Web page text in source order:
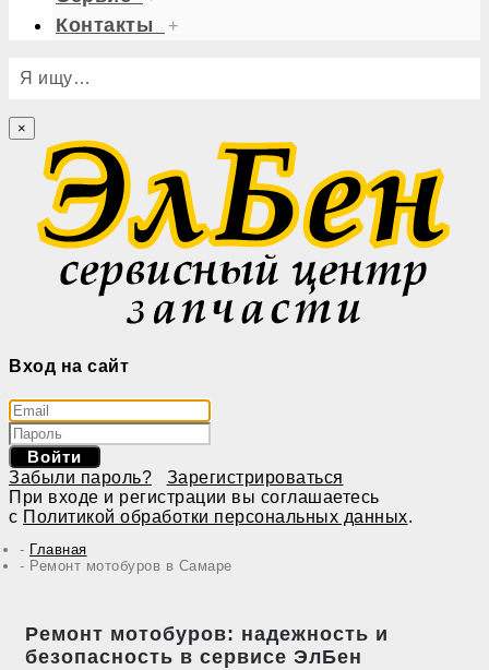
Контакты +
Я ищу…
×
Вход на сайт
Войти
Забыли пароль?
Зарегистрироваться
При входе и регистрации вы соглашаетесь
с Политикой обработки персональных данных.
Главная
Ремонт мотобуров в Самаре
Ремонт мотобуров: надежность и
безопасность в сервисе ЭлБен